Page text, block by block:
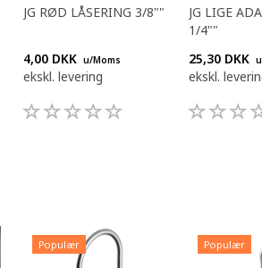
JG RØD LÅSERING 3/8""
4,00 DKK u/Moms
ekskl. levering
JG LIGE
1/4""
25,30 DKK
ekskl.
Populær Populær